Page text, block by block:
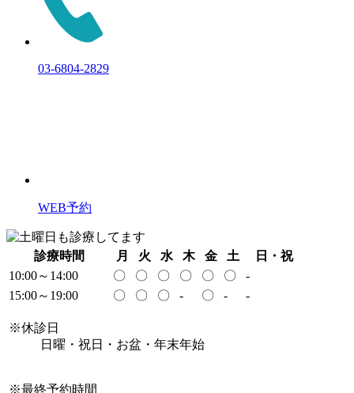
03-6804-2829
WEB予約
診療時間 月 火 水 木 金 土
日・祝
10:00～14:00
〇 〇 〇 〇 〇 〇
-
15:00～19:00
〇 〇 〇 - 〇 - -
※休診日
日曜・祝日・お盆・年末年始
※最終予約時間